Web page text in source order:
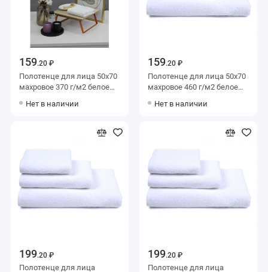
159.20 ₽
Полотенце для лица 50х70
махровое 370 г/м2 белое
Нет в наличии
159.20 ₽
Полотенце для лица 50х70
махровое 460 г/м2 белое
мануфактура Da bagno
Нет в наличии
199.20 ₽
Полотенце для лица
199.20 ₽
Полотенце для лица